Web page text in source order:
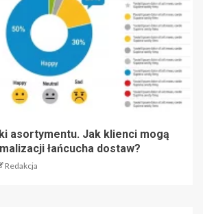
asortymentu. Jak klienci mogą
łańcucha dostaw?
Redakcja